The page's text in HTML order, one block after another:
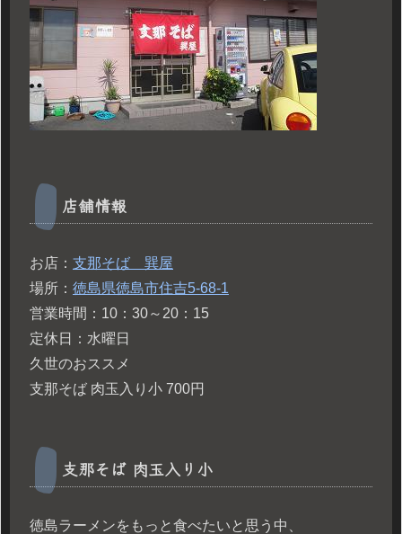
店舗情報
お店： 支那そば 巽屋
場所： 徳島県徳島市住吉5-68-1
営業時間：10：30～20：15
定休日：水曜日
久世のおススメ
支那そば 肉玉入り小 700円
支那そば 肉玉入り小
徳島ラーメンをもっと食べたいと思う中、